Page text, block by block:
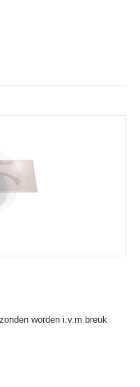
worden i.v.m breuk